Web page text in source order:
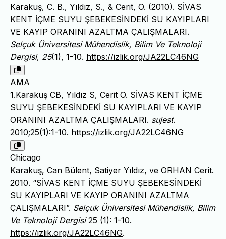
Karakuş, C. B., Yıldız, S., & Cerit, O. (2010). SİVAS
KENT İÇME SUYU ŞEBEKESİNDEKİ SU KAYIPLARI
VE KAYIP ORANINI AZALTMA ÇALIŞMALARI.
Selçuk Üniversitesi Mühendislik, Bilim Ve Teknoloji
Dergisi, 25(1), 1-10. https://izlik.org/JA22LC46NG
AMA
1.Karakuş CB, Yıldız S, Cerit O. SİVAS KENT İÇME
SUYU ŞEBEKESİNDEKİ SU KAYIPLARI VE KAYIP
ORANINI AZALTMA ÇALIŞMALARI. sujest.
2010;25(1):1-10. https://izlik.org/JA22LC46NG
Chicago
Karakuş, Can Bülent, Satiyer Yıldız, ve ORHAN Cerit.
2010. “SİVAS KENT İÇME SUYU ŞEBEKESİNDEKİ
SU KAYIPLARI VE KAYIP ORANINI AZALTMA
ÇALIŞMALARI”. Selçuk Üniversitesi Mühendislik, Bilim
Ve Teknoloji Dergisi25 (1): 1-10.
https://izlik.org/JA22LC46NG.